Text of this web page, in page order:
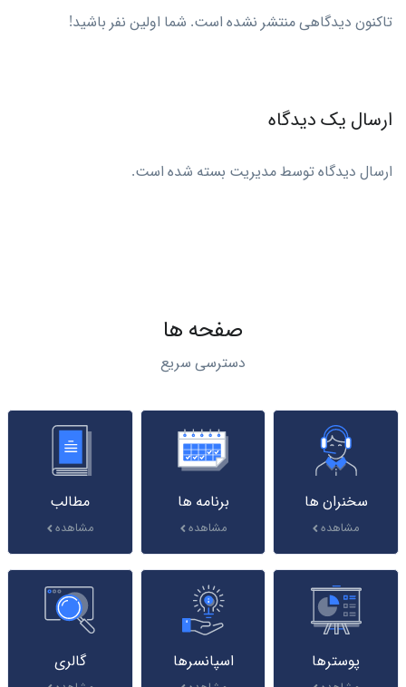
تاکنون دیدگاهی منتشر نشده است. شما اولین نفر باشید!
ارسال یک دیدگاه
ارسال دیدگاه توسط مدیریت بسته شده است.
صفحه ها
دسترسی سریع
سخنران ها
مشاهده
برنامه ها
مشاهده
مطالب
مشاهده
پوسترها اسپانسرها گالری